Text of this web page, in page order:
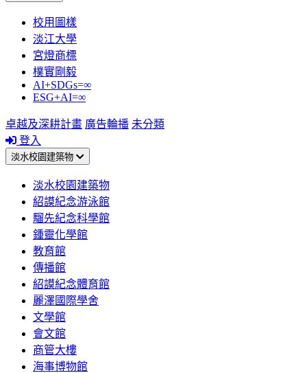
校用圖樣
淡江大學
宮燈商標
樸實剛毅
AI+SDGs=∞
ESG+AI=∞
卓越及深耕計畫 廣告輪播 未分類
登入
淡水校園建築物
淡水校園建築物
紹謨紀念游泳館
騮先紀念科學館
鍾靈化學館
教育館
傳播館
紹謨紀念體育館
麗澤國際學舍
文學館
會文館
商管大樓
海事博物館